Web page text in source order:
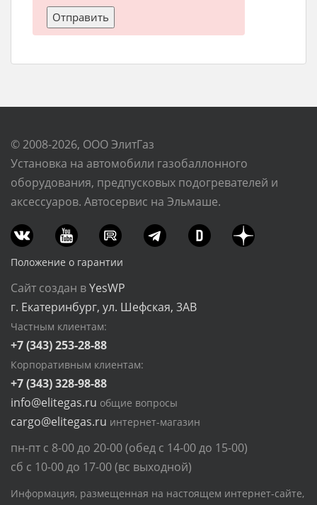
© 2008-2026, ООО ЭлитГаз
Установка на автомобили газобаллонного
оборудования, предпусковых подогревателей и
аксессуаров. Автосервис на Эльмаше.
Положение о гарантии
Сайт создан вYesWP
г. Екатеринбург, ул. Шефская, 3АВ
Частным клиентам:
+7 (343) 253-28-88
Корпоративным клиентам:
+7 (343) 328-98-88
info@elitegas.ru общие вопросы
cargo@elitegas.ru интернет-магазин
пн-пт с 8-00 до 20-00 (обед с 14-00 до 15-00)
сб с 10-00 до 17-00 (вс выходной)
Информация, размещенная на настоящем интернет-сайте,